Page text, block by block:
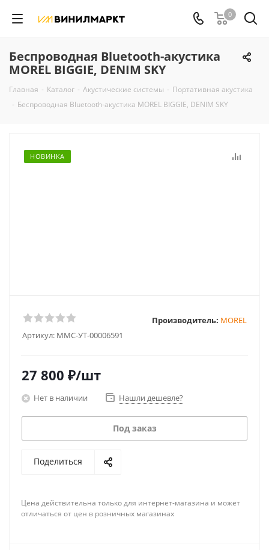
0
Беспроводная Bluetooth-акустика
MOREL BIGGIE, DENIM SKY
Главная - Каталог - Акустические системы - Портативная акустика
- Беспроводная Bluetooth-акустика MOREL BIGGIE, DENIM SKY
НОВИНКА
Артикул: MMC-УТ-00006591
Производитель: MOREL
27 800 ₽/шт
Нет в наличии Нашли дешевле?
Под заказ
Поделиться
Цена действительна только для интернет-магазина и может
отличаться от цен в розничных магазинах